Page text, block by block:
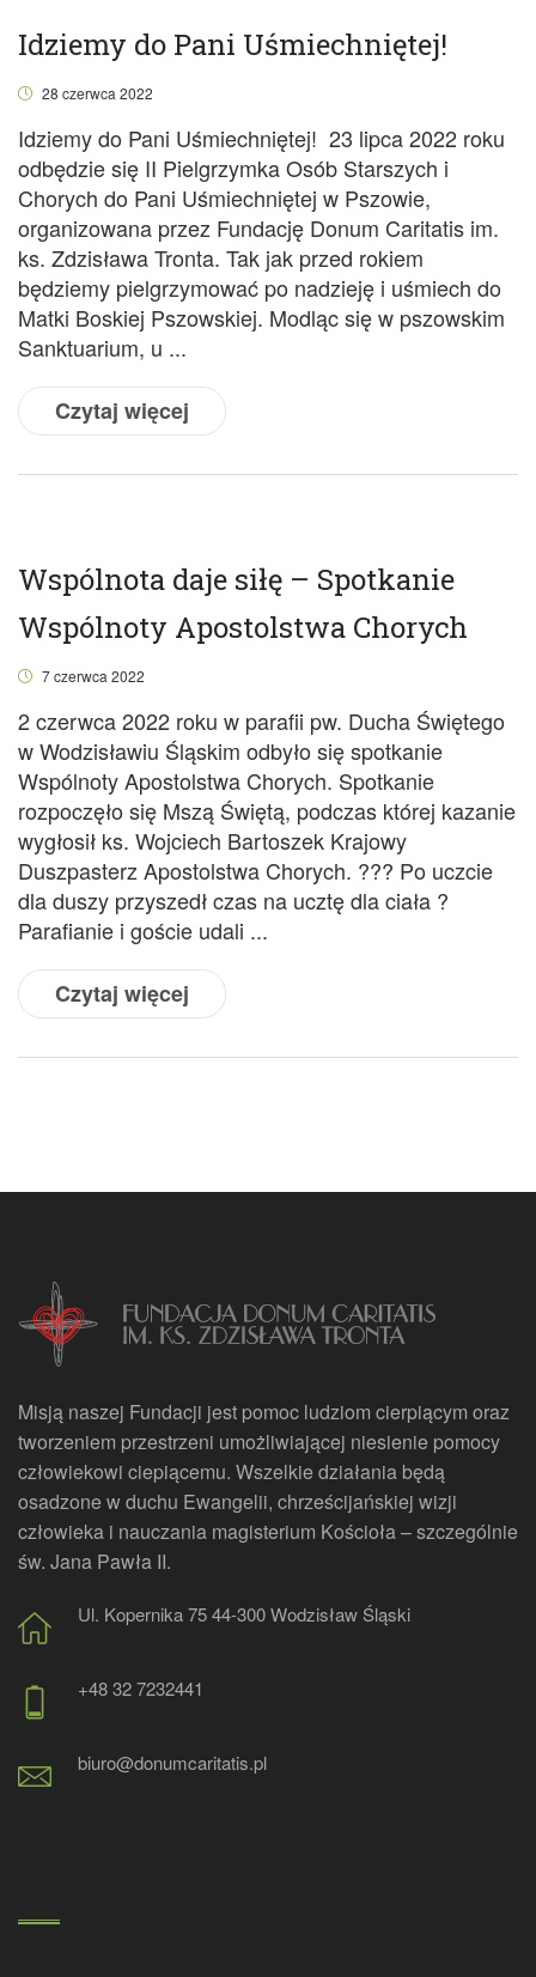
Idziemy do Pani Uśmiechniętej!
28 czerwca 2022
Idziemy do Pani Uśmiechniętej! 23 lipca 2022 roku
odbędzie się II Pielgrzymka Osób Starszych i
Chorych do Pani Uśmiechniętej w Pszowie,
organizowana przez Fundację Donum Caritatis im.
ks. Zdzisława Tronta. Tak jak przed rokiem
będziemy pielgrzymować po nadzieję i uśmiech do
Matki Boskiej Pszowskiej. Modląc się w pszowskim
Sanktuarium, u ...
Czytaj więcej
Wspólnota daje siłę – Spotkanie
Wspólnoty Apostolstwa Chorych
7 czerwca 2022
2 czerwca 2022 roku w parafii pw. Ducha Świętego
w Wodzisławiu Śląskim odbyło się spotkanie
Wspólnoty Apostolstwa Chorych. Spotkanie
rozpoczęło się Mszą Świętą, podczas której kazanie
wygłosił ks. Wojciech Bartoszek Krajowy
Duszpasterz Apostolstwa Chorych. ??? Po uczcie
dla duszy przyszedł czas na ucztę dla ciała ?
Parafianie i goście udali ...
Czytaj więcej
Misją naszej Fundacji jest pomoc ludziom cierpiącym oraz
tworzeniem przestrzeni umożliwiającej niesienie pomocy
człowiekowi ciepiącemu. Wszelkie działania będą
osadzone w duchu Ewangelii, chrześcijańskiej wizji
człowieka i nauczania magisterium Kościoła – szczególnie
św. Jana Pawła II.
Ul. Kopernika 75 44-300 Wodzisław Śląski
+48 32 7232441
biuro@donumcaritatis.pl